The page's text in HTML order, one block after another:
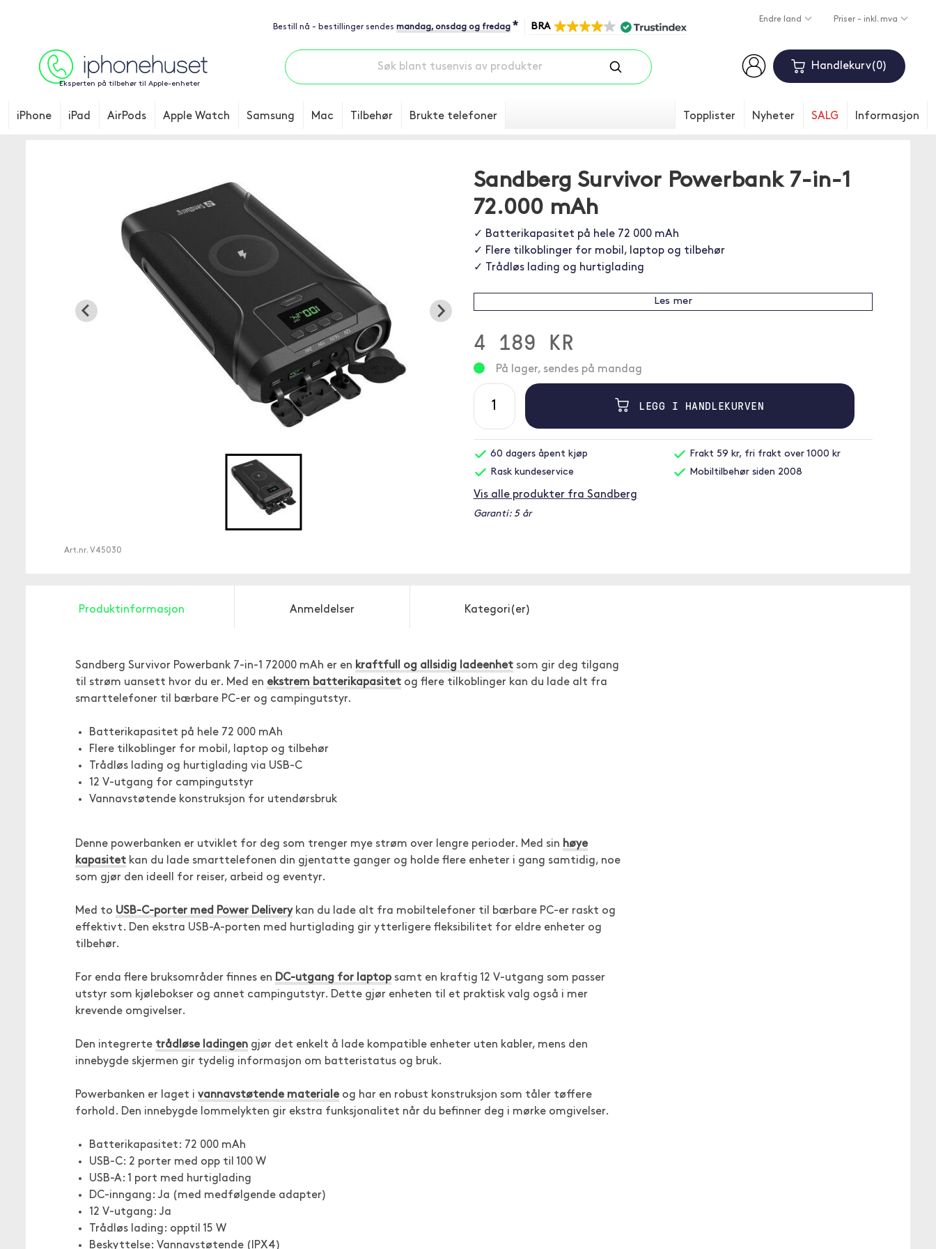
Bestill nå - bestillinger sendes mandag, onsdag og fredag * BRA
Endre land Priser - inkl. mva
Eksperten på tilbehør til Apple-enheter
Handlekurv 0
iPhone iPad AirPods Apple Watch Samsung Mac Tilbehør Brukte telefoner Topplister Nyheter SALG Informasjon
Art.nr. V45030
Sandberg Survivor Powerbank 7-in-1
72.000 mAh
✓ Batterikapasitet på hele 72 000 mAh
✓ Flere tilkoblinger for mobil, laptop og tilbehør
✓ Trådløs lading og hurtiglading
Les mer
4 189 KR
På lager, sendes på mandag
LEGG I HANDLEKURVEN
60 dagers åpent kjøp
Frakt 59 kr, fri frakt over 1000 kr
Rask kundeservice
Mobiltilbehør siden 2008
Vis alle produkter fra Sandberg
Garanti: 5 år
Produktinformasjon Anmeldelser Kategori(er)
Sandberg Survivor Powerbank 7-in-1 72000 mAh er en kraftfull og allsidig ladeenhet som gir deg tilgang
til strøm uansett hvor du er. Med en ekstrem batterikapasitet og flere tilkoblinger kan du lade alt fra
smarttelefoner til bærbare PC-er og campingutstyr.
Batterikapasitet på hele 72 000 mAh
Flere tilkoblinger for mobil, laptop og tilbehør
Trådløs lading og hurtiglading via USB-C
12 V-utgang for campingutstyr
Vannavstøtende konstruksjon for utendørsbruk
Denne powerbanken er utviklet for deg som trenger mye strøm over lengre perioder. Med sin høye
kapasitet kan du lade smarttelefonen din gjentatte ganger og holde flere enheter i gang samtidig, noe
som gjør den ideell for reiser, arbeid og eventyr.
Med to USB-C-porter med Power Deliverykan du lade alt fra mobiltelefoner til bærbare PC-er raskt og
effektivt. Den ekstra USB-A-porten med hurtiglading gir ytterligere fleksibilitet for eldre enheter og
tilbehør.
For enda flere bruksområder finnes en DC-utgang for laptopsamt en kraftig 12 V-utgang som passer
utstyr som kjølebokser og annet campingutstyr. Dette gjør enheten til et praktisk valg også i mer
krevende omgivelser.
Den integrerte trådløse ladingen gjør det enkelt å lade kompatible enheter uten kabler, mens den
innebygde skjermen gir tydelig informasjon om batteristatus og bruk.
Powerbanken er laget i vannavstøtende materiale og har en robust konstruksjon som tåler tøffere
forhold. Den innebygde lommelykten gir ekstra funksjonalitet når du befinner deg i mørke omgivelser.
Batterikapasitet: 72 000 mAh
USB-C: 2 porter med opp til 100 W
USB-A: 1 port med hurtiglading
DC-inngang: Ja (med medfølgende adapter)
12 V-utgang: Ja
Trådløs lading: opptil 15 W
Beskyttelse: Vannavstøtende (IPX4)